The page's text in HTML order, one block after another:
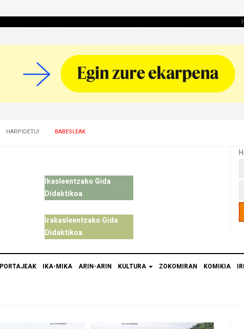
HARPIDETU! BABESLEAK
Ikasleentzako Gida
Didaktikoa
Irakasleentzako Gida
Didaktikoa
IKA-MIKA ARIN-ARIN KULTURA ZOKOMIRAN KOMIKIA